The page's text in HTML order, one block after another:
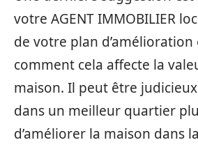
votre AGENT IMMOBILIER
de votre plan
comment cela affecte la
maison. Il peut être
dans un meilleur quartier
d’améliorer la maison dans